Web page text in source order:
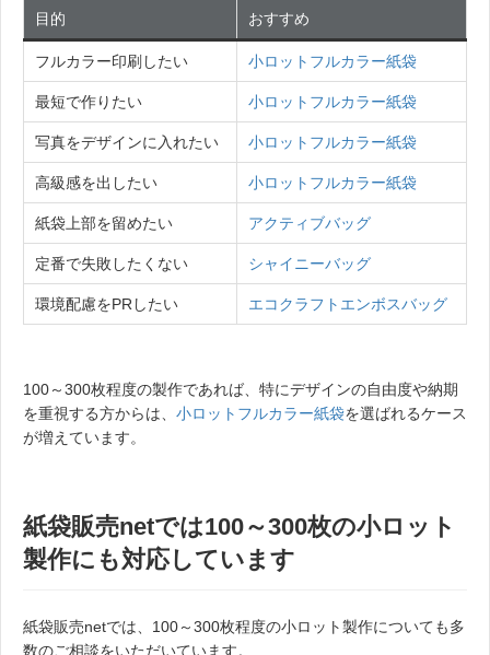
目的 おすすめ
フルカラー印刷したい 小ロットフルカラー紙袋
最短で作りたい 小ロットフルカラー紙袋
写真をデザインに入れたい 小ロットフルカラー紙袋
高級感を出したい 小ロットフルカラー紙袋
紙袋上部を留めたい アクティブバッグ
定番で失敗したくない シャイニーバッグ
環境配慮をPRしたい エコクラフトエンボスバッグ
100～300枚程度の製作であれば、特にデザインの自由度や納期
を重視する方からは、 小ロットフルカラー紙袋を選ばれるケース
が増えています。
紙袋販売netでは100～300枚の小ロット
製作にも対応しています
紙袋販売netでは、100～300枚程度の小ロット製作についても多
数のご相談をいただいています。